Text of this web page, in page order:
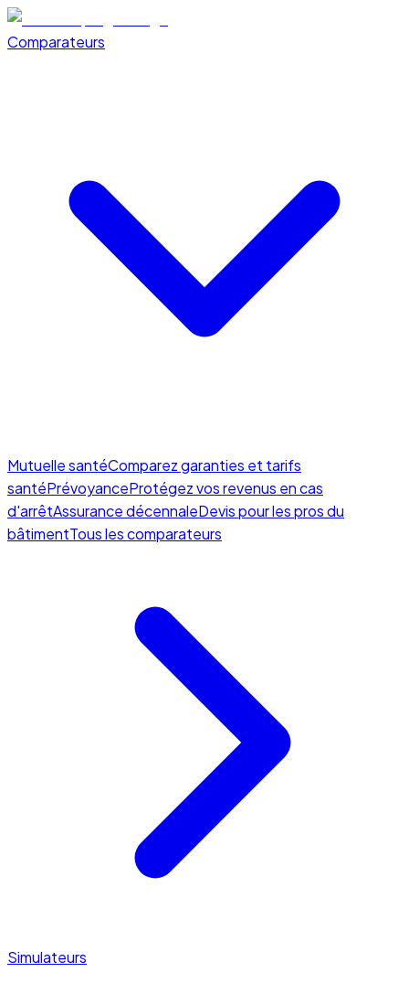
Comparateurs
Mutuelle santéComparez garanties et tarifs
santéPrévoyanceProtégez vos revenus en cas
d'arrêtAssurance décennaleDevis pour les pros du
bâtimentTous les comparateurs
Simulateurs